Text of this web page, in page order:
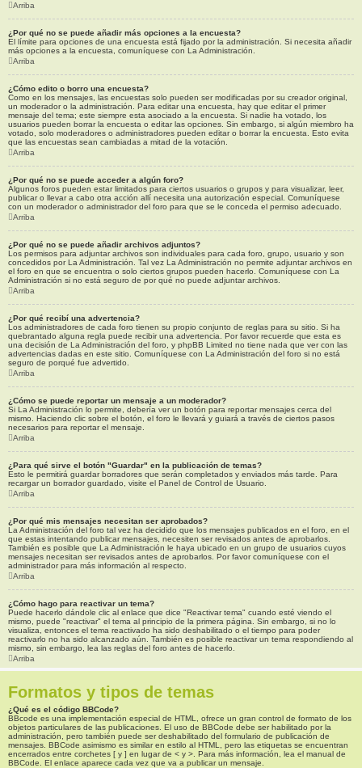
Arriba
¿Por qué no se puede añadir más opciones a la encuesta?
El límite para opciones de una encuesta está fijado por la administración. Si necesita añadir
más opciones a la encuesta, comuníquese con La Administración.
Arriba
¿Cómo edito o borro una encuesta?
Como en los mensajes, las encuestas solo pueden ser modificadas por su creador original,
un moderador o la administración. Para editar una encuesta, hay que editar el primer
mensaje del tema; este siempre esta asociado a la encuesta. Si nadie ha votado, los
usuarios pueden borrar la encuesta o editar las opciones. Sin embargo, si algún miembro ha
votado, solo moderadores o administradores pueden editar o borrar la encuesta. Esto evita
que las encuestas sean cambiadas a mitad de la votación.
Arriba
¿Por qué no se puede acceder a algún foro?
Algunos foros pueden estar limitados para ciertos usuarios o grupos y para visualizar, leer,
publicar o llevar a cabo otra acción allí necesita una autorización especial. Comuníquese
con un moderador o administrador del foro para que se le conceda el permiso adecuado.
Arriba
¿Por qué no se puede añadir archivos adjuntos?
Los permisos para adjuntar archivos son individuales para cada foro, grupo, usuario y son
concedidos por La Administración. Tal vez La Administración no permite adjuntar archivos en
el foro en que se encuentra o solo ciertos grupos pueden hacerlo. Comuníquese con La
Administración si no está seguro de por qué no puede adjuntar archivos.
Arriba
¿Por qué recibí una advertencia?
Los administradores de cada foro tienen su propio conjunto de reglas para su sitio. Si ha
quebrantado alguna regla puede recibir una advertencia. Por favor recuerde que esta es
una decisión de La Administración del foro, y phpBB Limited no tiene nada que ver con las
advertencias dadas en este sitio. Comuníquese con La Administración del foro si no está
seguro de porqué fue advertido.
Arriba
¿Cómo se puede reportar un mensaje a un moderador?
Si La Administración lo permite, debería ver un botón para reportar mensajes cerca del
mismo. Haciendo clic sobre el botón, el foro le llevará y guiará a través de ciertos pasos
necesarios para reportar el mensaje.
Arriba
¿Para qué sirve el botón "Guardar" en la publicación de temas?
Esto le permitirá guardar borradores que serán completados y enviados más tarde. Para
recargar un borrador guardado, visite el Panel de Control de Usuario.
Arriba
¿Por qué mis mensajes necesitan ser aprobados?
La Administración del foro tal vez ha decidido que los mensajes publicados en el foro, en el
que estas intentando publicar mensajes, necesiten ser revisados antes de aprobarlos.
También es posible que La Administración le haya ubicado en un grupo de usuarios cuyos
mensajes necesitan ser revisados antes de aprobarlos. Por favor comuníquese con el
administrador para más información al respecto.
Arriba
¿Cómo hago para reactivar un tema?
Puede hacerlo dándole clic al enlace que dice "Reactivar tema" cuando esté viendo el
mismo, puede "reactivar" el tema al principio de la primera página. Sin embargo, si no lo
visualiza, entonces el tema reactivado ha sido deshabilitado o el tiempo para poder
reactivarlo no ha sido alcanzado aún. También es posible reactivar un tema respondiendo al
mismo, sin embargo, lea las reglas del foro antes de hacerlo.
Arriba
Formatos y tipos de temas
¿Qué es el código BBCode?
BBcode es una implementación especial de HTML, ofrece un gran control de formato de los
objetos particulares de las publicaciones. El uso de BBCode debe ser habilitado por la
administración, pero también puede ser deshabilitado del formulario de publicación de
mensajes. BBCode asimismo es similar en estilo al HTML, pero las etiquetas se encuentran
encerrados entre corchetes [ y ] en lugar de < y >. Para más información, lea el manual de
BBCode. El enlace aparece cada vez que va a publicar un mensaje.